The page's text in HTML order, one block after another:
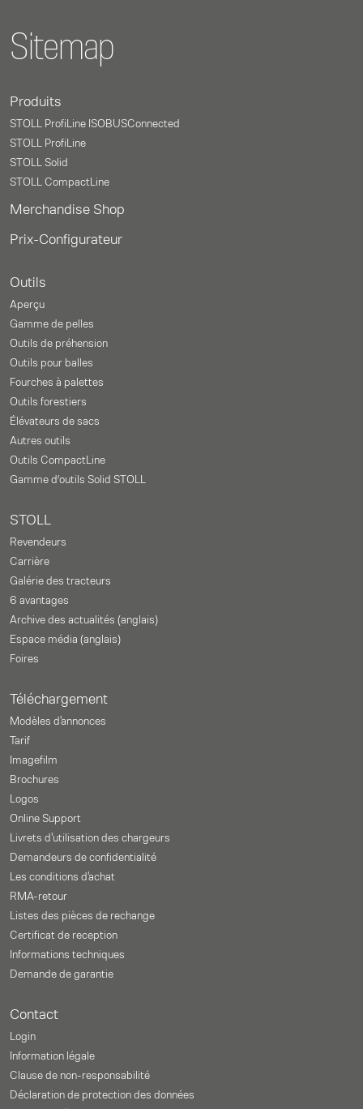
Sitemap
Produits
STOLL ProfiLine ISOBUSConnected
STOLL ProfiLine
STOLL Solid
STOLL CompactLine
Merchandise Shop
Prix-Configurateur
Outils
Aperçu
Gamme de pelles
Outils de préhension
Outils pour balles
Fourches à palettes
Outils forestiers
Élévateurs de sacs
Autres outils
Outils CompactLine
Gamme d’outils Solid STOLL
STOLL
Revendeurs
Carrière
Galérie des tracteurs
6 avantages
Archive des actualités (anglais)
Espace média (anglais)
Foires
Téléchargement
Modèles d'annonces
Tarif
Imagefilm
Brochures
Logos
Online Support
Livrets d'utilisation des chargeurs
Demandeurs de confidentialité
Les conditions d'achat
RMA-retour
Listes des pièces de rechange
Certificat de reception
Informations techniques
Demande de garantie
Contact
Login
Information légale
Clause de non-responsabilité
Déclaration de protection des données